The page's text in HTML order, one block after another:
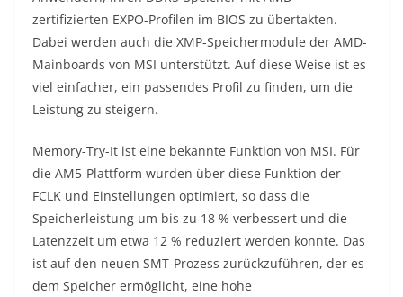
zertifizierten EXPO-Profilen im BIOS zu übertakten.
Dabei werden auch die XMP-Speichermodule der AMD-
Mainboards von MSI unterstützt. Auf diese Weise ist es
viel einfacher, ein passendes Profil zu finden, um die
Leistung zu steigern.
Memory-Try-It ist eine bekannte Funktion von MSI. Für
die AM5-Plattform wurden über diese Funktion der
FCLK und Einstellungen optimiert, so dass die
Speicherleistung um bis zu 18 % verbessert und die
Latenzzeit um etwa 12 % reduziert werden konnte. Das
ist auf den neuen SMT-Prozess zurückzuführen, der es
dem Speicher ermöglicht, eine hohe